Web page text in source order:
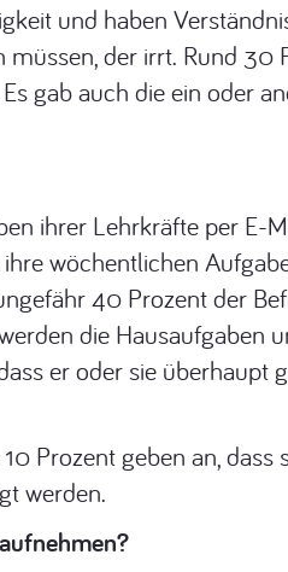
und haben
der irrt. Rund 30
gab auch die ein oder
ihrer Lehrkräfte per E-
wöchentlichen
40 Prozent der
die Hausaufgaben
er oder sie überhaupt
Prozent geben an, dass
werden.